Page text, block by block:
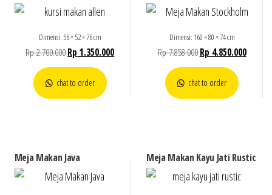
Dimensi: 56 × 52 × 76 cm
Rp2.700.000Rp 1.350.000
chat to order
Dimensi: 160 × 80 × 74 cm
Rp7.858.000 Rp 4.850.000
chat to order
Meja Makan Java Meja Makan Kayu Jati Rustic